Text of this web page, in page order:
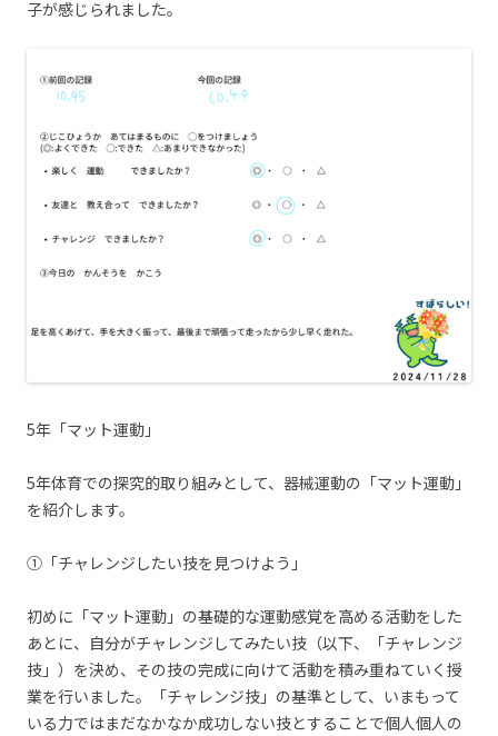
子が感じられました。
5年「マット運動」
5年体育での探究的取り組みとして、器械運動の「マット運動」
を紹介します。
①「チャレンジしたい技を見つけよう」
初めに「マット運動」の基礎的な運動感覚を高める活動をした
あとに、自分がチャレンジしてみたい技（以下、「チャレンジ
技」）を決め、その技の完成に向けて活動を積み重ねていく授
業を行いました。「チャレンジ技」の基準として、いまもって
いる力ではまだなかなか成功しない技とすることで個人個人の